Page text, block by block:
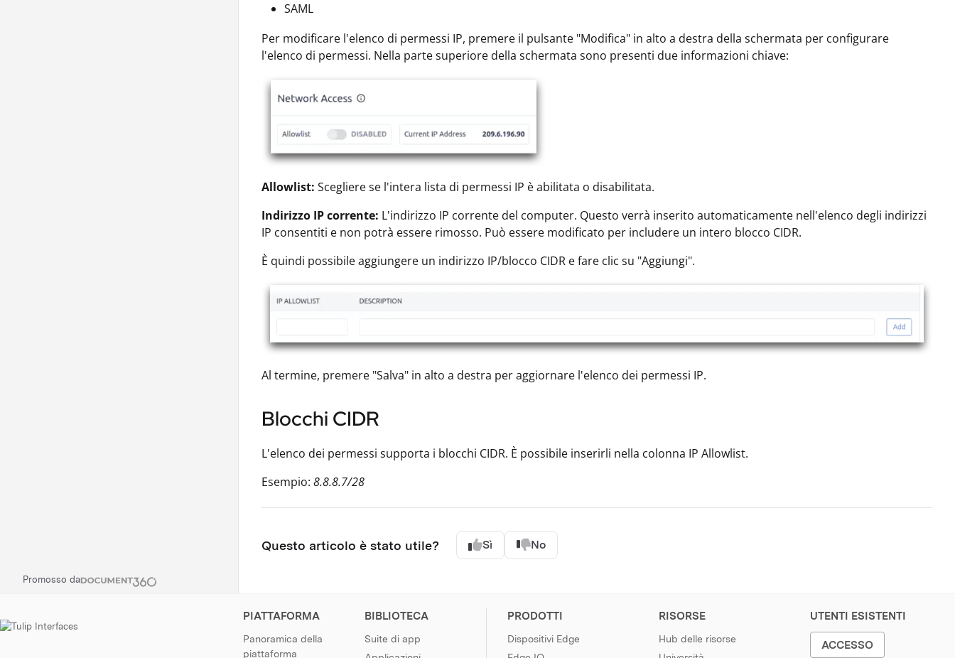
Promosso da
SAML
Per modificare l'elenco di permessi IP, premere il pulsante "Modifica" in alto a destra della schermata per configurare
l'elenco di permessi. Nella parte superiore della schermata sono presenti due informazioni chiave:
Allowlist: Scegliere se l'intera lista di permessi IP è abilitata o disabilitata.
Indirizzo IP corrente: L'indirizzo IP corrente del computer. Questo verrà inserito automaticamente nell'elenco degli indirizzi
IP consentiti e non potrà essere rimosso. Può essere modificato per includere un intero blocco CIDR.
È quindi possibile aggiungere un indirizzo IP/blocco CIDR e fare clic su "Aggiungi".
Al termine, premere "Salva" in alto a destra per aggiornare l'elenco dei permessi IP.
Blocchi CIDR
L'elenco dei permessi supporta i blocchi CIDR. È possibile inserirli nella colonna IP Allowlist.
Esempio: 8.8.8.7/28
Questo articolo è stato utile? Sì No
PIATTAFORMA
Panoramica della
piattaforma
BIBLIOTECA
Suite di app
PRODOTTI
Dispositivi Edge
RISORSE
Hub delle risorse
UTENTI ESISTENTI
ACCESSO